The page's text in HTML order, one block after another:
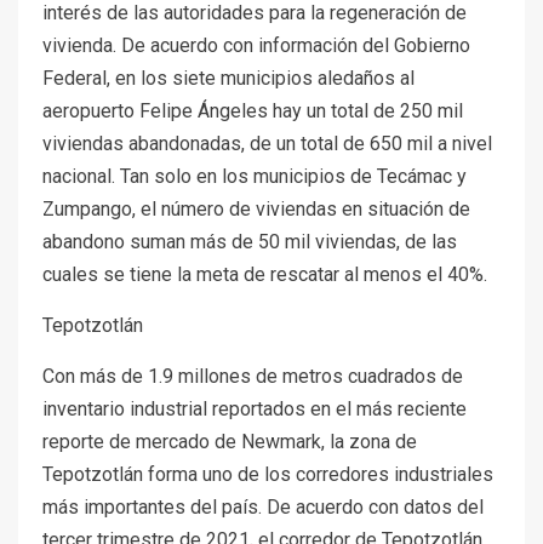
interés de las autoridades para la regeneración de
vivienda. De acuerdo con información del Gobierno
Federal, en los siete municipios aledaños al
aeropuerto Felipe Ángeles hay un total de 250 mil
viviendas abandonadas, de un total de 650 mil a nivel
nacional. Tan solo en los municipios de Tecámac y
Zumpango, el número de viviendas en situación de
abandono suman más de 50 mil viviendas, de las
cuales se tiene la meta de rescatar al menos el 40%.
Tepotzotlán
Con más de 1.9 millones de metros cuadrados de
inventario industrial reportados en el más reciente
reporte de mercado de Newmark, la zona de
Tepotzotlán forma uno de los corredores industriales
más importantes del país. De acuerdo con datos del